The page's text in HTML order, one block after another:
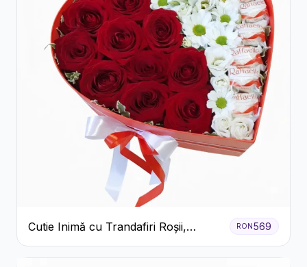
Cutie Inimă cu Trandafiri Roșii,
Crizanteme Albe și Bomboane
Raffaello
RON 569